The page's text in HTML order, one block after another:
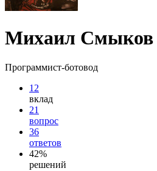
Михаил Смыков
Программист-ботовод
12
вклад
21
вопрос
36
ответов
42%
решений